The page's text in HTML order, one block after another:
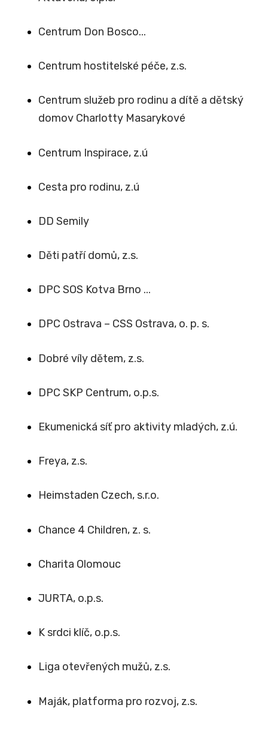
Centrum Don Bosco...
Centrum hostitelské péče, z.s.
Centrum služeb pro rodinu a dítě a dětský
domov Charlotty Masarykové
Centrum Inspirace, z.ú
Cesta pro rodinu, z.ú
DD Semily
Děti patří domů, z.s.
DPC SOS Kotva Brno ...
DPC Ostrava – CSS Ostrava, o. p. s.
Dobré víly dětem, z.s.
DPC SKP Centrum, o.p.s.
Ekumenická síť pro aktivity mladých, z.ú.
Freya, z.s.
Heimstaden Czech, s.r.o.
Chance 4 Children, z. s.
Charita Olomouc
JURTA, o.p.s.
K srdci klíč, o.p.s.
Liga otevřených mužů, z.s.
Maják, platforma pro rozvoj, z.s.